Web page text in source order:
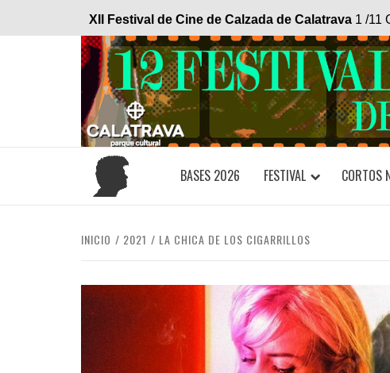
XII Festival de Cine de Calzada de Calatrava 1 /11
BASES 2026 FESTIVAL CORTOS
INICIO 2021 LA CHICA DE LOS CIGARRILLOS